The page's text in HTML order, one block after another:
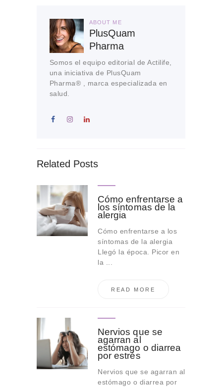
ABOUT ME
PlusQuam
Pharma
Somos el equipo editorial de Actilife,
una iniciativa de PlusQuam
Pharma® , marca especializada en
salud.
Related Posts
Cómo enfrentarse a
los síntomas de la
alergia
Cómo enfrentarse a los
síntomas de la alergia
Llegó la época. Picor en
la ...
READ MORE
Nervios que se
agarran al
estómago o diarrea
por estrés
Nervios que se agarran al
estómago o diarrea por